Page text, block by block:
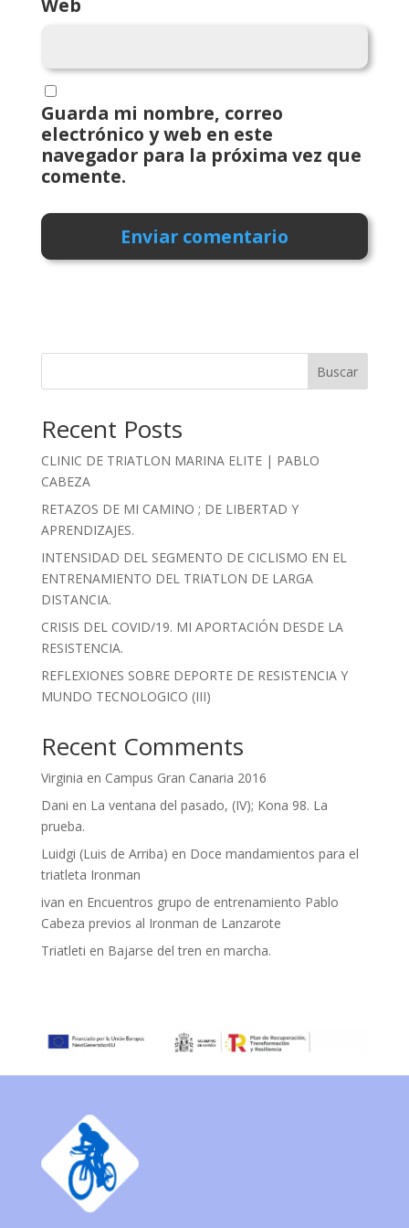
Web
Guarda mi nombre, correo
electrónico y web en este
navegador para la próxima vez que
comente.
Buscar
Recent Posts
CLINIC DE TRIATLON MARINA ELITE | PABLO
CABEZA
RETAZOS DE MI CAMINO ; DE LIBERTAD Y
APRENDIZAJES.
INTENSIDAD DEL SEGMENTO DE CICLISMO EN EL
ENTRENAMIENTO DEL TRIATLON DE LARGA
DISTANCIA.
CRISIS DEL COVID/19. MI APORTACIÓN DESDE LA
RESISTENCIA.
REFLEXIONES SOBRE DEPORTE DE RESISTENCIA Y
MUNDO TECNOLOGICO (III)
Recent Comments
Virginia en Campus Gran Canaria 2016
Dani en La ventana del pasado, (IV); Kona 98. La
prueba.
Luidgi (Luis de Arriba) en Doce mandamientos para el
triatleta Ironman
ivan en Encuentros grupo de entrenamiento Pablo
Cabeza previos al Ironman de Lanzarote
Triatleti en Bajarse del tren en marcha.